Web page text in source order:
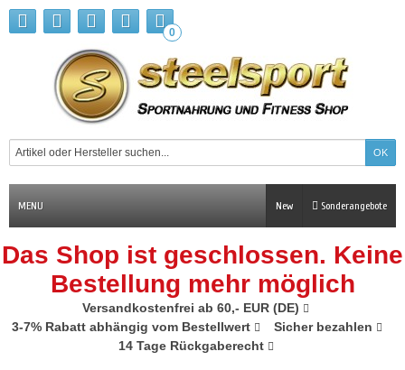
0
MENU Sonderangebote
New
Das Shop ist geschlossen. Keine
Bestellung mehr möglich
Versandkostenfrei ab 60,- EUR (DE)
3-7% Rabatt abhängig vom Bestellwert
Sicher bezahlen
14 Tage Rückgaberecht